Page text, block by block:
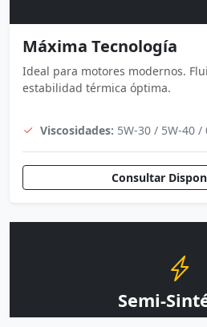
Máxima Tecnología
Ideal para motores modernos.
estabilidad térmica óptima.
Viscosidades: 5W-30 / 5W-40 /
Consultar
Semi-